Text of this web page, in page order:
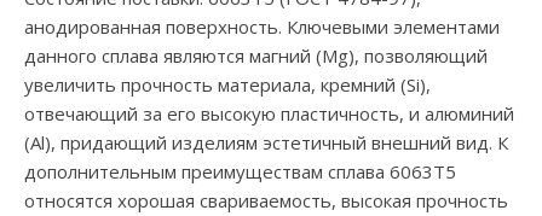
анодированная поверхность. Ключевыми элементами
данного сплава являются магний (Mg), позволяющий
увеличить прочность материала, кремний (Si),
отвечающий за его высокую пластичность, и алюминий
(Al), придающий изделиям эстетичный внешний вид. К
дополнительным преимуществам сплава 6063Т5
относятся хорошая свариваемость, высокая прочность